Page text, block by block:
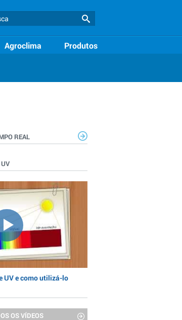
Agroclima Produtos
REAL
UV e como utilizá-lo
OS VÍDEOS